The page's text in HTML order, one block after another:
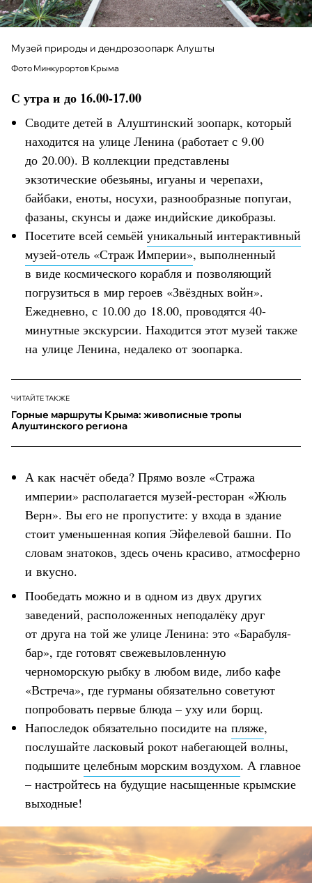
Музей природы и дендрозоопарк Алушты
Фото Минкурортов Крыма
С утра и до 16.00-17.00
Сводите детей в Алуштинский зоопарк, который
находится на улице Ленина (работает с 9.00
до 20.00). В коллекции представлены
экзотические обезьяны, игуаны и черепахи,
байбаки, еноты, носухи, разнообразные попугаи,
фазаны, скунсы и даже индийские дикобразы.
Посетите всей семьёй уникальный интерактивный
музей-отель «Страж Империи», выполненный
в виде космического корабля и позволяющий
погрузиться в мир героев «Звёздных войн».
Ежедневно, с 10.00 до 18.00, проводятся 40-
минутные экскурсии. Находится этот музей также
на улице Ленина, недалеко от зоопарка.
ЧИТАЙТЕ ТАКЖЕ
Горные маршруты Крыма: живописные тропы
Алуштинского региона
А как насчёт обеда? Прямо возле «Стража
империи» располагается музей-ресторан «Жюль
Верн». Вы его не пропустите: у входа в здание
стоит уменьшенная копия Эйфелевой башни. По
словам знатоков, здесь очень красиво, атмосферно
и вкусно.
Пообедать можно и в одном из двух других
заведений, расположенных неподалёку друг
от друга на той же улице Ленина: это «Барабуля-
бар», где готовят свежевыловленную
черноморскую рыбку в любом виде, либо кафе
«Встреча», где гурманы обязательно советуют
попробовать первые блюда – уху или борщ.
Напоследок обязательно посидите на пляже,
послушайте ласковый рокот набегающей волны,
подышите целебным морским воздухом. А главное
– настройтесь на будущие насыщенные крымские
выходные!